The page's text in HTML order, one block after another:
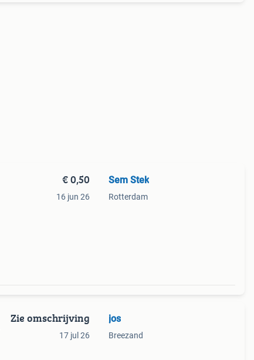
€ 0,50
16 jun 26
Sem Stek
Rotterdam
Zie omschrijving
17 jul 26
jos
Breezand